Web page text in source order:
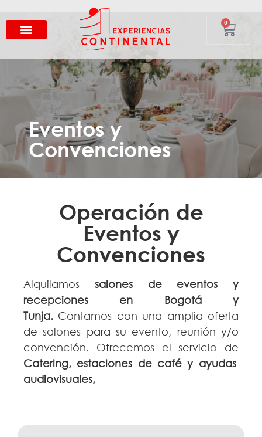
0
Eventos y
Convenciones
Operación de
Eventos y
Convenciones
Alquilamos salones de eventos y
recepciones en Bogotá y
Tunja. Contamos con una amplia oferta
de salones para su evento, reunión y/o
convención. Ofrecemos el servicio de
Catering, estaciones de café y ayudas
audiovisuales,